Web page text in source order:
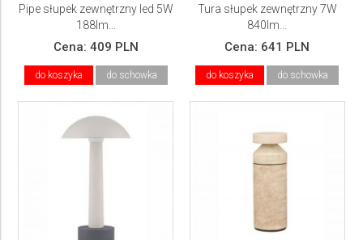
Pipe słupek zewnętrzny led 5W
188lm...
Cena: 409 PLN
do koszyka do schowka
Tura słupek zewnętrzny 7W
840lm...
Cena: 641 PLN
do koszyka do schowka